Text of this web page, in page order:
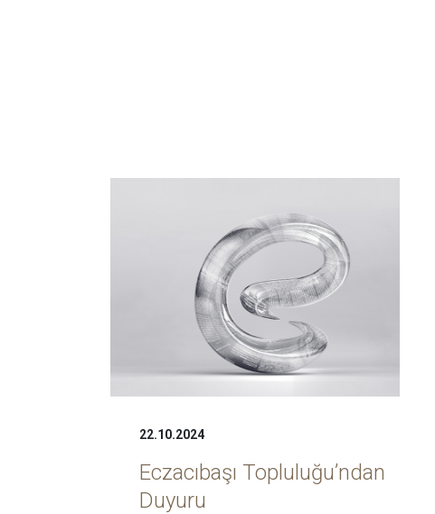
22.10.2024
Eczacıbaşı Topluluğu’ndan
Duyuru